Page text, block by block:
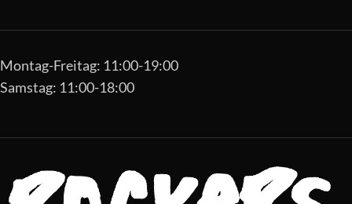
Montag-Freitag: 11:00-19:00
Samstag: 11:00-18:00